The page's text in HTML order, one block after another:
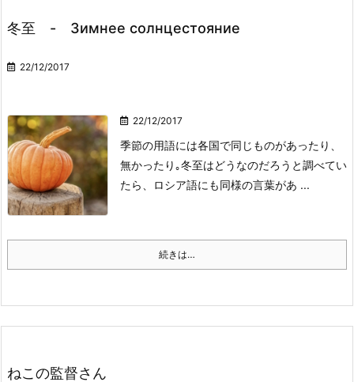
冬至 - Зимнее солнцестояние
22/12/2017
22/12/2017
季節の用語には各国で同じものがあったり、
無かったり｡冬至はどうなのだろうと調べてい
たら、ロシア語にも同様の言葉があ ...
続きは…
ねこの監督さん